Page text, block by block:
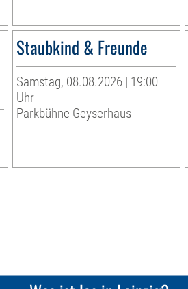
Staubkind & Freunde
Samstag, 08.08.2026 | 19:00
Uhr
Parkbühne Geyserhaus